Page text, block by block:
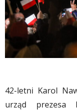
42-letni Karol
urząd prezesa